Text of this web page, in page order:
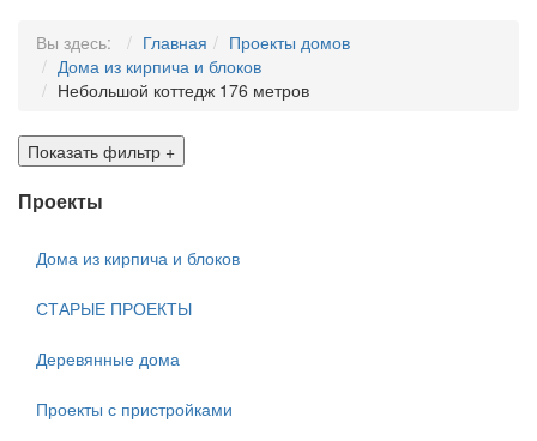
Вы здесь: Главная
Проекты домов
Дома из кирпича и блоков
Небольшой коттедж 176 метров
Показать фильтр +
Проекты
Дома из кирпича и блоков
СТАРЫЕ ПРОЕКТЫ
Деревянные дома
Проекты с пристройками